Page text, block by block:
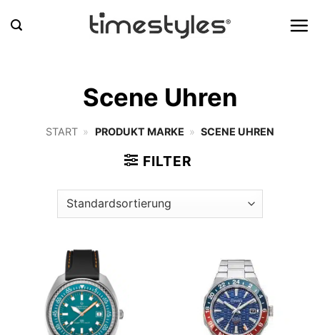
Inhalt
Scene Uhren
START » PRODUKT MARKE » SCENE UHREN
FILTER